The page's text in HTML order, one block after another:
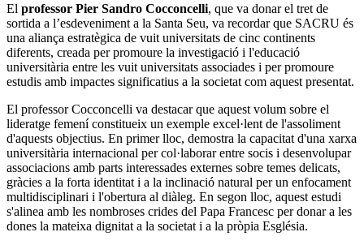
El professor Pier Sandro Cocconcelli, que va donar el tret de
sortida a l’esdeveniment a la Santa Seu, va recordar que SACRU és
una aliança estratègica de vuit universitats de cinc continents
diferents, creada per promoure la investigació i l'educació
universitària entre les vuit universitats associades i per promoure
estudis amb impactes significatius a la societat com aquest presentat.
El professor Cocconcelli va destacar que aquest volum sobre el
lideratge femení constitueix un exemple excel·lent de l'assoliment
d'aquests objectius. En primer lloc, demostra la capacitat d'una xarxa
universitària internacional per col·laborar entre socis i desenvolupar
associacions amb parts interessades externes sobre temes delicats,
gràcies a la forta identitat i a la inclinació natural per un enfocament
multidisciplinari i l'obertura al diàleg. En segon lloc, aquest estudi
s'alinea amb les nombroses crides del Papa Francesc per donar a les
dones la mateixa dignitat a la societat i a la pròpia Església.